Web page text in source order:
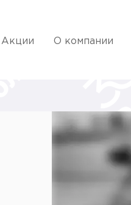
Акции О компании